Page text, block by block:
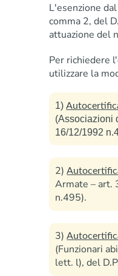
L'esenzione
comma 2, del
attuazione del
Per richiedere
utilizzare la
1)
(Associazioni
16/12/1992
2)
Armate – art.
n.495).
3)
(Funzionari
lett. l), del